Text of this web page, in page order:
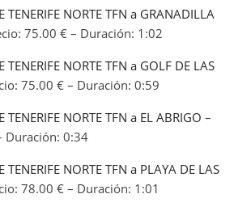
TENERIFE NORTE TFN a GRANADILLA
75.00 € – Duración: 1:02
TENERIFE NORTE TFN a GOLF DE LAS
75.00 € – Duración: 0:59
TENERIFE NORTE TFN a EL ABRIGO –
Duración: 0:34
TENERIFE NORTE TFN a PLAYA DE LAS
78.00 € – Duración: 1:01